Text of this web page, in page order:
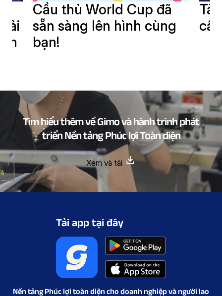
Cầu thủ World Cup đã
sẵn sàng lên hình cùng
bạn!
Tìm hiểu thêm về Gimo và hành trình phát
triển Nền tảng Phúc lợi Toàn diện
Xem và tải
Tải app tại đây
Nền tảng Phúc lợi toàn diện cho doanh nghiệp và người lao